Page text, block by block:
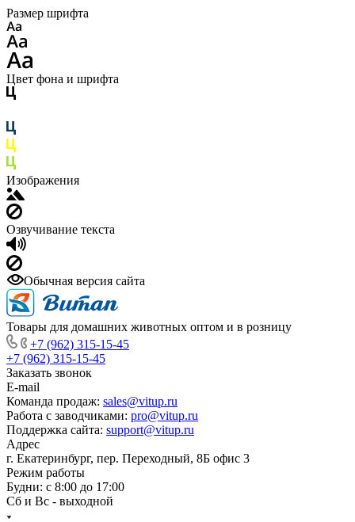
Размер шрифта
Цвет фона и шрифта
Изображения
Озвучивание текста
Обычная версия сайта
Товары для домашних животных оптом и в розницу
+7 (962) 315-15-45
+7 (962) 315-15-45
Заказать звонок
E-mail
Команда продаж: sales@vitup.ru
Работа с заводчиками: pro@vitup.ru
Поддержка сайта: support@vitup.ru
Адрес
г. Екатеринбург, пер. Переходный, 8Б офис 3
Режим работы
Будни: с 8:00 до 17:00
Сб и Вс - выходной